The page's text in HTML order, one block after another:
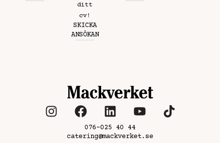
ditt
cv!
SKICKA
ANSÖKAN
076-025 40 44
catering@mackverket.se